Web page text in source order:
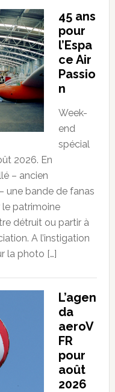
45 ans
pour
l’Espa
ce Air
Passio
n
Week-
end
spécial
2026. En
– ancien
une bande de fanas
le patrimoine
détruit ou partir à
A l’instigation
la photo […]
L’agen
da
aeroV
FR
pour
août
2026